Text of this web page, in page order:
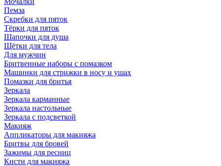
Пемза
Скребки для пяток
Тёрки для пяток
Шапочки для душа
Щётки для тела
Для мужчин
Бритвенные наборы с помазком
Машинки для стрижки в носу и ушах
Помазки для бритья
Зеркала
Зеркала карманные
Зеркала настольные
Зеркала с подсветкой
Макияж
Аппликаторы для макияжа
Бритвы для бровей
Зажимы для ресниц
Кисти для макияжа